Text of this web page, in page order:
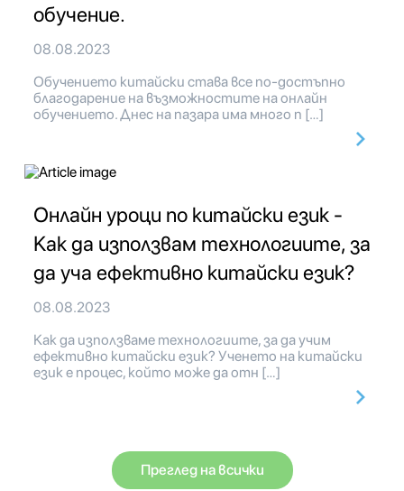
обучение.
08.08.2023
Обучението китайски става все по-достъпно
благодарение на възможностите на онлайн
обучението. Днес на пазара има много п […]
Онлайн уроци по китайски език -
Как да използвам технологиите, за
да уча ефективно китайски език?
08.08.2023
Как да използваме технологиите, за да учим
ефективно китайски език? Ученето на китайски
език е процес, който може да отн […]
Преглед на всички